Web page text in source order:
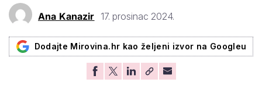
Ana Kanazir 17. prosinac 2024.
Dodajte Mirovina.hr kao željeni izvor na Googleu